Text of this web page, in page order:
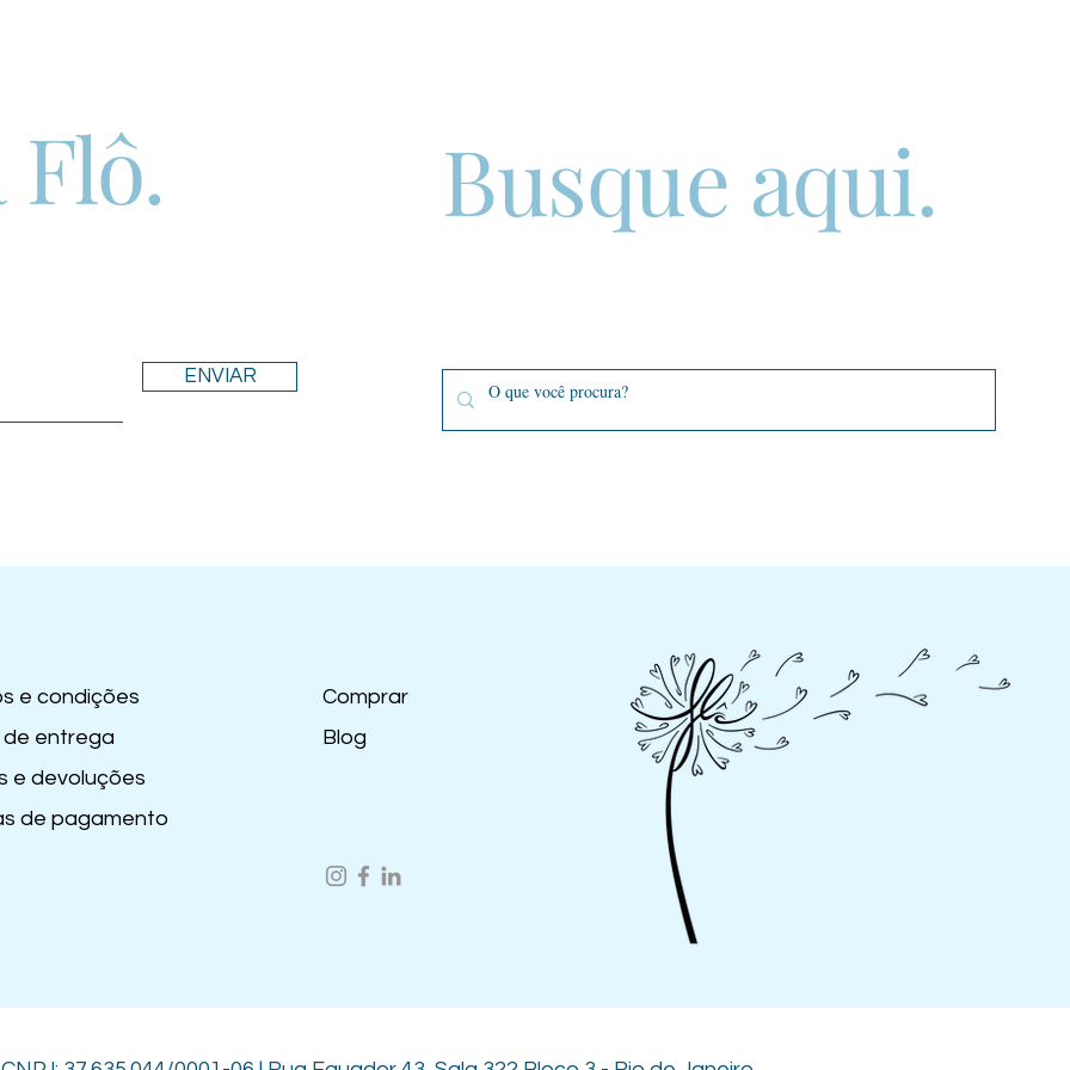
ENVIAR
Busque aqui.
e condições
de entrega
e devoluções
de pagamento
Comprar
Blog